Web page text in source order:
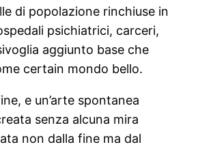
di popolazione rinchiuse in
psichiatrici, carceri,
aggiunto base che
certain mondo bello.
e un’arte spontanea
senza alcuna mira
non dalla fine ma dal